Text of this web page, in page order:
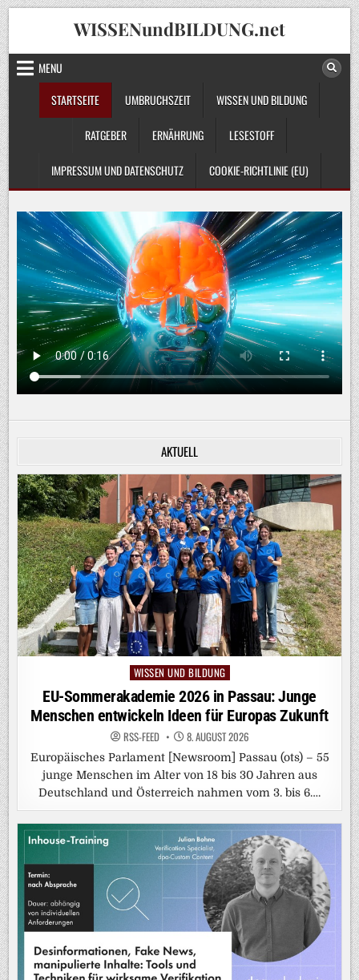
Skip
to
content
WISSENundBILDUNG.net
MENU
STARTSEITE
UMBRUCHSZEIT WISSEN UND BILDUNG
RATGEBER ERNÄHRUNG LESESTOFF
IMPRESSUM UND DATENSCHUTZ COOKIE-RICHTLINIE (EU)
AKTUELL
Posted
WISSEN UND BILDUNG
EU-Sommerakademie 2026 in Passau: Junge
Menschen entwickeln Ideen für Europas Zukunft
RSS-FEED 8. AUGUST 2026
Europäisches Parlament [Newsroom] Passau (ots) – 55
junge Menschen im Alter von 18 bis 30 Jahren aus
Deutschland und Österreich nahmen vom 3. bis 6….